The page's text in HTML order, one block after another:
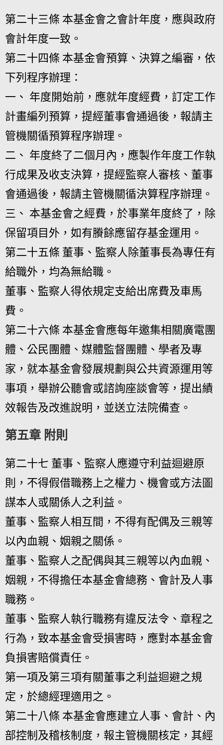
第二十三條 本基金會之會計年度，應與政府
會計年度一致。
第二十四條 本基金會預算、決算之編審，依
下列程序辦理：
一、 年度開始前，應就年度經費，訂定工作
計畫編列預算，提經董事會通過後，報請主
管機關循預算程序辦理。
二、 年度終了二個月內，應製作年度工作執
行成果及收支決算，提經監察人審核、董事
會通過後，報請主管機關循決算程序辦理。
三、 本基金會之經費，於事業年度終了，除
保留項目外，如有賸餘應留存基金運用。
第二十五條 董事、監察人除董事長為專任有
給職外，均為無給職。
董事、監察人得依規定支給出席費及車馬
費。
第二十六條 本基金會應每年邀集相關廣電團
體、公民團體、媒體監督團體、學者及專
家，就本基金會發展規劃與公共資源運用等
事項，舉辦公聽會或諮詢座談會等，提出績
效報告及改進說明，並送立法院備查。
第五章 附則
第二十七 董事、監察人應遵守利益迴避原
則，不得假借職務上之權力、機會或方法圖
謀本人或關係人之利益。
董事、監察人相互間，不得有配偶及三親等
以內血親、姻親之關係。
董事、監察人之配偶與其三親等以內血親、
姻親，不得擔任本基金會總務、會計及人事
職務。
董事、監察人執行職務有違反法令、章程之
行為，致本基金會受損害時，應對本基金會
負損害賠償責任。
第一項及第三項有關董事之利益迴避之規
定，於總經理適用之。
第二十八條 本基金會應建立人事、會計、內
部控制及稽核制度，報主管機關核定，其經